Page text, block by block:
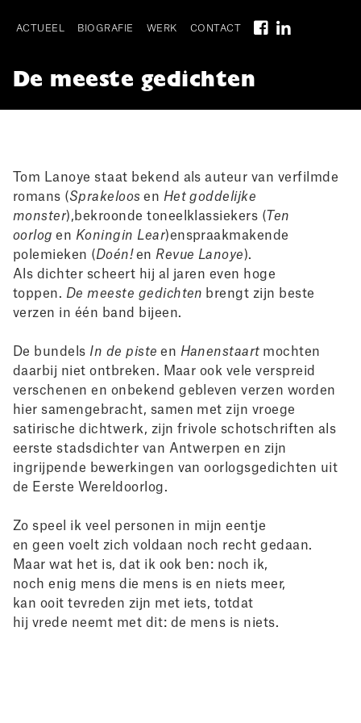
Main
ACTUEEL BIOGRAFIE WERK CONTACT
De meeste gedichten
Tom Lanoye staat bekend als auteur van verfilmde
romans (Sprakeloosen Het goddelijke
monster),bekroonde toneelklassiekers ( Ten
oorlogen Koningin Lear)enspraakmakende
polemieken (Doén! en Revue Lanoye).
Als dichter scheert hij al jaren even hoge
toppen. De meeste gedichten brengt zijn beste
verzen in één band bijeen.
De bundels In de pisteen Hanenstaart mochten
daarbij niet ontbreken. Maar ook vele verspreid
verschenen en onbekend gebleven verzen worden
hier samengebracht, samen met zijn vroege
satirische dichtwerk, zijn frivole schotschriften als
eerste stadsdichter van Antwerpen en zijn
ingrijpende bewerkingen van oorlogsgedichten uit
de Eerste Wereldoorlog.
Zo speel ik veel personen in mijn eentje
en geen voelt zich voldaan noch recht gedaan.
Maar wat het is, dat ik ook ben: noch ik,
noch enig mens die mens is en niets meer,
kan ooit tevreden zijn met iets, totdat
hij vrede neemt met dit: de mens is niets.